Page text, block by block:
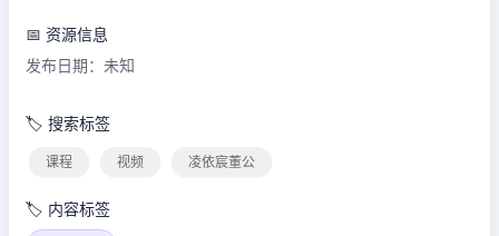
📅 资源信息
发布日期：未知
🏷️ 搜索标签
课程 视频 凌依宸董公
🏷️ 内容标签